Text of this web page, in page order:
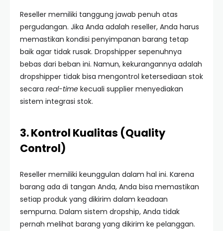
Reseller memiliki tanggung jawab penuh atas
pergudangan. Jika Anda adalah reseller, Anda harus
memastikan kondisi penyimpanan barang tetap
baik agar tidak rusak. Dropshipper sepenuhnya
bebas dari beban ini. Namun, kekurangannya adalah
dropshipper tidak bisa mengontrol ketersediaan stok
secara real-time kecuali supplier menyediakan
sistem integrasi stok.
3. Kontrol Kualitas (Quality
Control)
Reseller memiliki keunggulan dalam hal ini. Karena
barang ada di tangan Anda, Anda bisa memastikan
setiap produk yang dikirim dalam keadaan
sempurna. Dalam sistem dropship, Anda tidak
pernah melihat barang yang dikirim ke pelanggan.